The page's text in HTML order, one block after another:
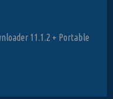
11.1.2 + Portable